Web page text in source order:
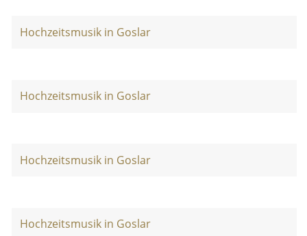
Hochzeitsmusik in Goslar
Hochzeitsmusik in Goslar
Hochzeitsmusik in Goslar
Hochzeitsmusik in Goslar